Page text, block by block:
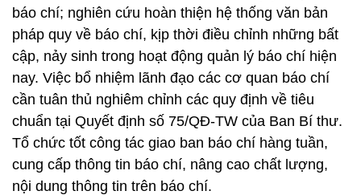
báo chí; nghiên cứu hoàn thiện hệ thống văn bản
pháp quy về báo chí, kịp thời điều chỉnh những bất
cập, nảy sinh trong hoạt động quản lý báo chí hiện
nay. Việc bổ nhiệm lãnh đạo các cơ quan báo chí
cần tuân thủ nghiêm chỉnh các quy định về tiêu
chuẩn tại Quyết định số 75/QĐ-TW của Ban Bí thư.
Tổ chức tốt công tác giao ban báo chí hàng tuần,
cung cấp thông tin báo chí, nâng cao chất lượng,
nội dung thông tin trên báo chí.